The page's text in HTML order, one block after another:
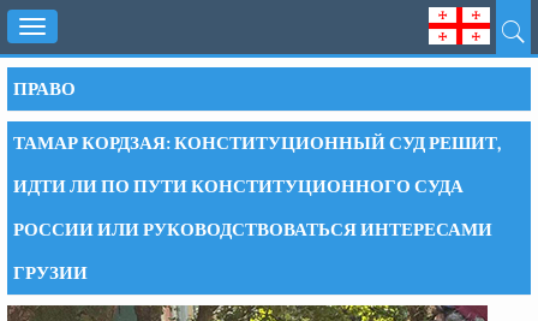
Toggle
navigation
ПРАВО
ТАМАР КОРДЗАЯ: КОНСТИТУЦИОННЫЙ СУД РЕШИТ,
ИДТИ ЛИ ПО ПУТИ КОНСТИТУЦИОННОГО СУДА
РОССИИ ИЛИ РУКОВОДСТВОВАТЬСЯ ИНТЕРЕСАМИ
ГРУЗИИ